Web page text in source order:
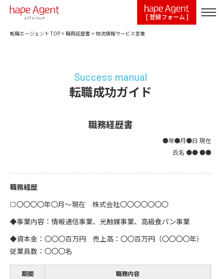
[ 登録フォーム ]
転職エージェント TOP > 職務経歴書 > 物流情報サービス営業
Success manual
転職成功ガイド
職務経歴書
●年●月●日 現在
氏名 ●● ●●
職務経歴
☐〇〇〇〇年〇月～現在 株式会社〇〇〇〇〇〇〇
◆事業内容：情報通信事業、光触媒事業、高級食パン事業
◆資本金：〇〇〇百万円 売上高：〇〇百万円（〇〇〇〇年）
従業員数：〇〇〇名
期間 職務内容